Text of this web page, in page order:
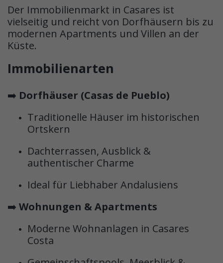
Der Immobilienmarkt in Casares ist
vielseitig und reicht von Dorfhäusern bis zu
modernen Apartments und Villen an der
Küste.
Immobilienarten
➡️ Dorfhäuser (Casas de Pueblo)
Traditionelle Häuser im historischen
Ortskern
Dachterrassen, Ausblick &
authentischer Charme
Ideal für Liebhaber Andalusiens
➡️ Wohnungen & Apartments
Moderne Wohnanlagen in Casares
Costa